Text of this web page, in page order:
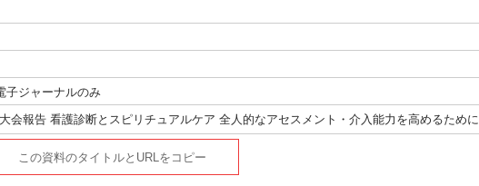
子ジャーナルのみ
会報告 看護診断とスピリチュアルケア 全人的なアセスメント・介入能力を高めるために
この資料のタイトルとURLをコピー